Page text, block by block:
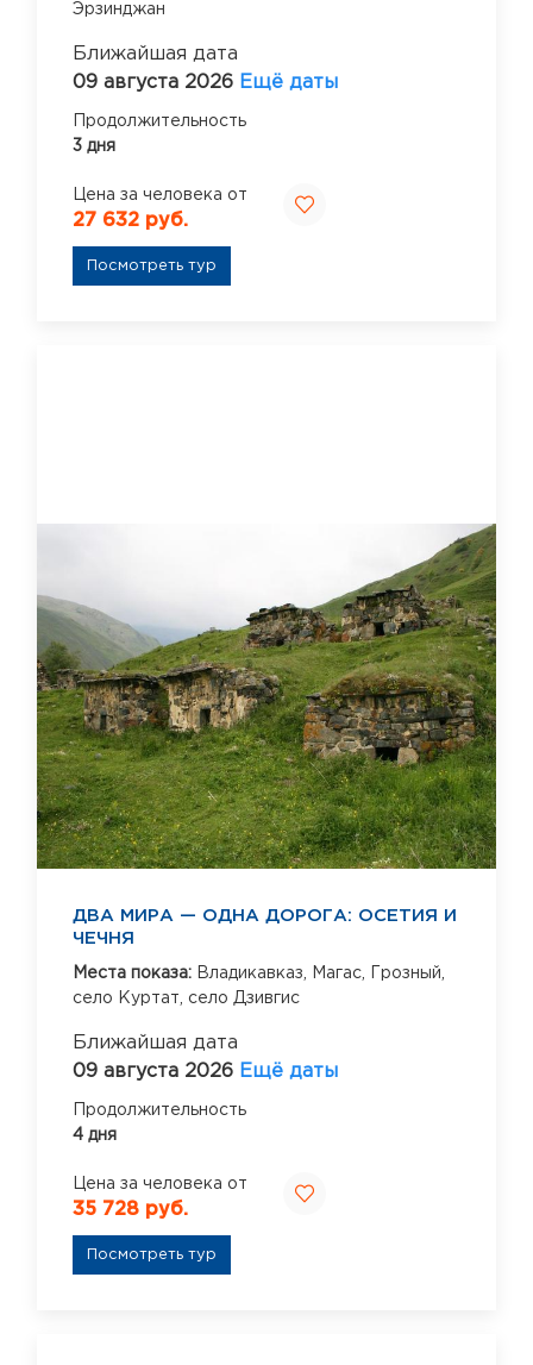
Эрзинджан
Ближайшая дата
09 августа 2026 Ещё даты
Продолжительность
3 дня
Цена за человека от
27 632 руб.
Посмотреть тур
ДВА МИРА — ОДНА ДОРОГА: ОСЕТИЯ И
ЧЕЧНЯ
Места показа: Владикавказ, Магас,
Грозный,
село Куртат, село Дзивгис
Ближайшая дата
09 августа 2026 Ещё даты
Продолжительность
4 дня
Цена за человека от
35 728 руб.
Посмотреть тур